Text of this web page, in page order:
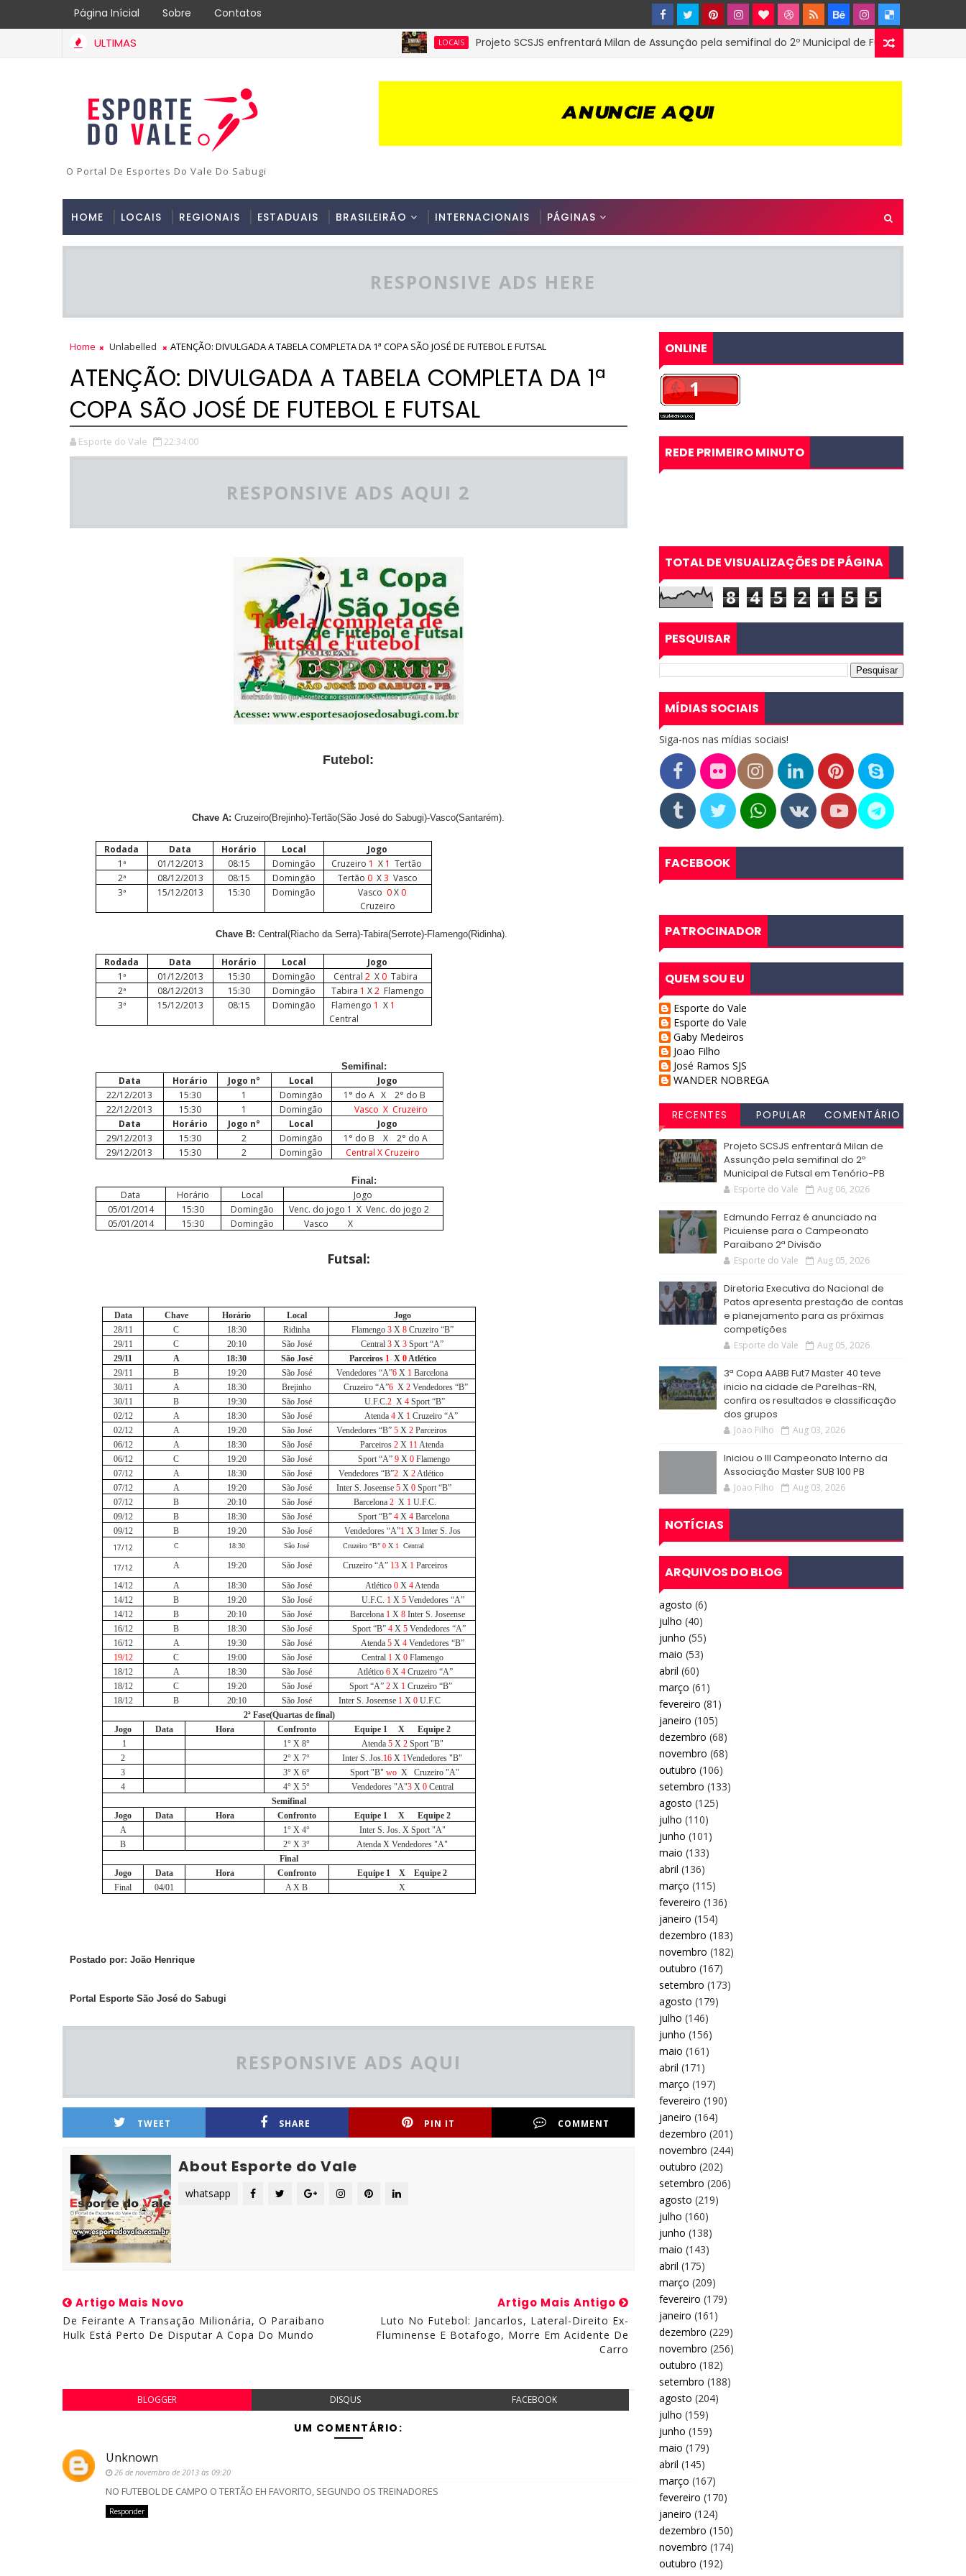
Página Inícial Sobre Contatos
ULTIMAS LOCAIS Projeto SCSJS enfrentará Milan de Assunção pela semifinal do 2º Municipal de Futsal em Tenório-PB
O Portal De Esportes Do Vale Do Sabugi
HOME LOCAIS REGIONAIS ESTADUAIS BRASILEIRÃO INTERNACIONAIS PÁGINAS
RESPONSIVE ADS HERE
Home Unlabelled ATENÇÃO: DIVULGADA A TABELA COMPLETA DA 1ª COPA SÃO JOSÉ DE FUTEBOL E FUTSAL
ATENÇÃO: DIVULGADA A TABELA COMPLETA DA 1ª
COPA SÃO JOSÉ DE FUTEBOL E FUTSAL
Esporte do Vale 22:34:00
RESPONSIVE ADS AQUI 2
Futebol:
Chave A: Cruzeiro(Brejinho)-Tertão(São José do Sabugi)-Vasco(Santarém).
Rodada Data Horário Local
Jogo
1ª
01/12/2013 08:15 Domingão Cruzeiro 1 X 1 Tertão
2ª
08/12/2013 08:15 Domingão Tertão 0 X 3 Vasco
3ª
15/12/2013 15:30 Domingão Vasco 0 X 0
Cruzeiro
Chave B: Central(Riacho da Serra)-Tabira(Serrote)-Flamengo(Ridinha).
Rodada Data Horário Local
Jogo
1ª
01/12/2013 15:30 Domingão Central 2 X 0 Tabira
2ª
08/12/2013 15:30 Domingão Tabira 1 X 2 Flamengo
3ª
15/12/2013 08:15 Domingão Flamengo 1 X 1
Central
Semifinal:
Data Horário Jogo n° Local
Jogo
22/12/2013
15:30 1 Domingão 1° do A X
2° do B
22/12/2013
15:30 1 Domingão
Vasco X Cruzeiro
Data
Horário Jogo n° Local
Jogo
29/12/2013
15:30 2 Domingão 1° do B X
2° do A
29/12/2013
15:30 2 Domingão Central X Cruzeiro
Final:
Data Horário Local
Jogo
05/01/2014
15:30 Domingão Venc. do jogo 1 X Venc. do jogo 2
05/01/2014
15:30 Domingão Vasco X
Futsal:
Data Chave Horário Local
Jogo
28/11
C 18:30 Ridinha Flamengo 3 X 8 Cruzeiro “B”
29/11
C 20:10 São José Central 3 X 3 Sport “A”
29/11
A 18:30 São José Parceiros 1 X 0Atlético
29/11
B 19:20 São José Vendedores “A”6 X 1 Barcelona
30/11
A 18:30 Brejinho Cruzeiro “A”6 X 2 Vendedores “B”
30/11
B 19:30 São José U.F.C.2 X 4 Sport “B”
02/12
A 18:30 São José Atenda 4 X 1 Cruzeiro “A”
02/12
A 19:20 São José Vendedores “B” 5 X 2 Parceiros
06/12
A 18:30 São José Parceiros 2 X 11Atenda
06/12
C 19:20 São José Sport “A” 9 X 0 Flamengo
07/12
A 18:30 São José Vendedores “B”2 X 2Atlético
07/12
A 19:20 São José Inter S. Joseense5 X0 Sport “B”
07/12
B 20:10 São José Barcelona 2 X 1 U.F.C.
09/12
B 18:30 São José Sport “B” 4 X 4 Barcelona
09/12
B 19:20 São José Vendedores “A”1 X 3 Inter S. Jos
17/12
C 18:30 São José Cruzeiro “B”0 X 1 Central
17/12 A 19:20 São José Cruzeiro “A” 13 X 1 Parceiros
14/12
A 18:30 São José Atlético 0 X 4Atenda
14/12
B 19:20 São José U.F.C. 1 X 5 Vendedores “A”
14/12
B 20:10 São José Barcelona 1 X 8 Inter S. Joseense
16/12
B 18:30 São José Sport “B” 4 X 5 Vendedores “A”
16/12
A 19:30 São José Atenda 5 X 4 Vendedores “B”
19/12
C 19:00 São José Central 1 X 0 Flamengo
18/12
A 18:30 São José Atlético 6 X 4 Cruzeiro “A”
18/12
C 19:20 São José Sport “A” 2 X 1 Cruzeiro “B”
18/12
B 20:10 São José Inter S. Joseense 1 X 0 U.F.C
2ª Fase(Quartas de final)
Jogo
Data Hora Confronto Equipe 1 X
Equipe 2
1
1° X 8° Atenda 5X 2Sport "B"
2
2° X 7° Inter S. Jos.16 X 1Vendedores "B"
3
3° X 6° Sport "B" woX Cruzeiro "A"
4
4° X 5° Vendedores "A"3X 0Central
Semifinal
Jogo
Data Hora Confronto Equipe 1 X
Equipe 2
A
1° X 4°
Inter S. Jos. X Sport "A"
B
2° X 3°
Atenda X Vendedores "A"
Final
Jogo
Data Hora Confronto Equipe 1 X
Equipe 2
Final
04/01 A X B X
Postado por: João Henrique
Portal Esporte São José do Sabugi
RESPONSIVE ADS AQUI
TWEET SHARE PIN IT COMMENT
About Esporte do Vale
whatsapp
Artigo Mais Novo
De Feirante A Transação Milionária, O Paraibano
Hulk Está Perto De Disputar A Copa Do Mundo
Artigo Mais Antigo
Luto No Futebol: Jancarlos, Lateral-Direito Ex-
Fluminense E Botafogo, Morre Em Acidente De
Carro
BLOGGER DISQUS FACEBOOK
UM COMENTÁRIO:
Unknown
26 de novembro de 2013 às 09:20
NO FUTEBOL DE CAMPO O TERTÃO EH FAVORITO, SEGUNDO OS TREINADORES
Responder
ONLINE
REDE PRIMEIRO MINUTO
TOTAL DE VISUALIZAÇÕES DE PÁGINA
8 4 5 2 1 5 5
PESQUISAR
MÍDIAS SOCIAIS
Siga-nos nas mídias sociais!
FACEBOOK
PATROCINADOR
QUEM SOU EU
Esporte do Vale
Esporte do Vale
Gaby Medeiros
Joao Filho
José Ramos SJS
WANDER NOBREGA
RECENTES POPULAR
COMENTÁRIO
Projeto SCSJS enfrentará Milan de
Assunção pela semifinal do 2º
Municipal de Futsal em Tenório-PB
Esporte do Vale Aug 06, 2026
Edmundo Ferraz é anunciado na
Picuiense para o Campeonato
Paraibano 2ª Divisão
Esporte do Vale Aug 05, 2026
Diretoria Executiva do Nacional de
Patos apresenta prestação de contas
e planejamento para as próximas
competições
Esporte do Vale Aug 05, 2026
3ª Copa AABB Fut7 Master 40 teve
inicio na cidade de Parelhas-RN,
confira os resultados e classificação
dos grupos
Joao Filho Aug 03, 2026
Iniciou o III Campeonato Interno da
Associação Master SUB 100 PB
Joao Filho Aug 03, 2026
NOTÍCIAS
ARQUIVOS DO BLOG
agosto (6)
julho (40)
junho (55)
maio (53)
abril (60)
março (61)
fevereiro (81)
janeiro (105)
dezembro (68)
novembro (68)
outubro (106)
setembro (133)
agosto (125)
julho (110)
junho (101)
maio (133)
abril (136)
março (115)
fevereiro (136)
janeiro (154)
dezembro (183)
novembro (182)
outubro (167)
setembro (173)
agosto (179)
julho (146)
junho (156)
maio (161)
abril (171)
março (197)
fevereiro (190)
janeiro (164)
dezembro (201)
novembro (244)
outubro (202)
setembro (206)
agosto (219)
julho (160)
junho (138)
maio (143)
abril (175)
março (209)
fevereiro (179)
janeiro (161)
dezembro (229)
novembro (256)
outubro (182)
setembro (188)
agosto (204)
julho (159)
junho (159)
maio (179)
abril (145)
março (167)
fevereiro (170)
janeiro (124)
dezembro (150)
novembro (174)
outubro (192)